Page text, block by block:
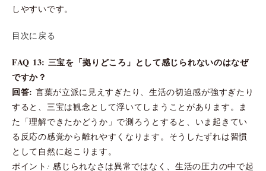
しやすいです。
目次に戻る
FAQ 13: 三宝を「拠りどころ」として感じられないのはなぜ
ですか？
回答: 言葉が立派に見えすぎたり、生活の切迫感が強すぎたり
すると、三宝は観念として浮いてしまうことがあります。ま
た「理解できたかどうか」で測ろうとすると、いま起きてい
る反応の感覚から離れやすくなります。そうしたずれは習慣
として自然に起こります。
ポイント: 感じられなさは異常ではなく、生活の圧力の中で起